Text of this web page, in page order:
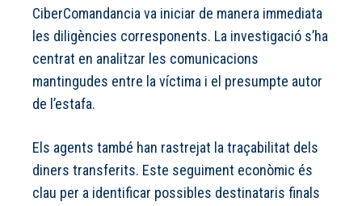
CiberComandancia va iniciar de manera immediata
les diligències corresponents. La investigació s’ha
centrat en analitzar les comunicacions
mantingudes entre la víctima i el presumpte autor
de l’estafa.
Els agents també han rastrejat la traçabilitat dels
diners transferits. Este seguiment econòmic és
clau per a identificar possibles destinataris finals